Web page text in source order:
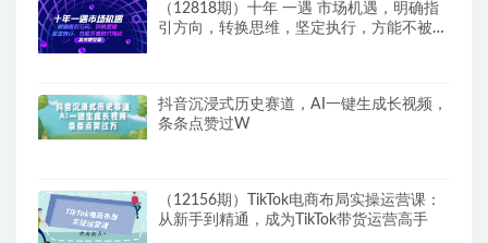
（12818期）十年 一遇 市场机遇，明确指
引方向，转换思维，坚定执行，方能不被时
抖音沉浸式历史赛道，AI一键生成长视频，
条条点赞过W
（12156期）TikTok电商布局实操运营课：
从新手到精通，成为TikTok带货运营高手